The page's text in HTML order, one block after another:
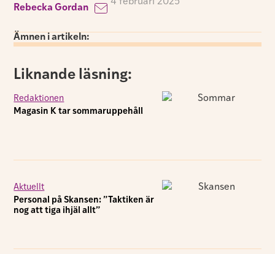
Rebecka Gordan
Ämnen i artikeln:
Liknande läsning:
Redaktionen
Magasin K tar sommaruppehåll
Aktuellt
Personal på Skansen: ”Taktiken är
nog att tiga ihjäl allt”